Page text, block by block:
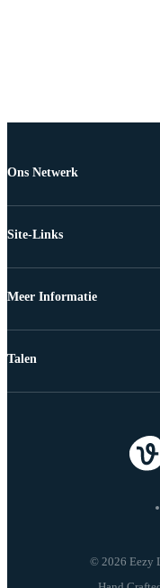
Ons Netwerk
Site-Links
Meer Informatie
© 2026 Eezy
Talen